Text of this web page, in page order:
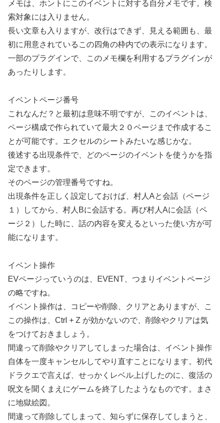
メモは、ホントにこのイベントに対する自分メモです。検
索対象には入りません。
長い文章も入りますが、改行はできず、見える範囲も、最
初に用意されているこの四角の枠内での表示になります。
一部のプラグインで、このメモ欄を利用するプラグインが
あったりします。
イベントページ番号
これなんだ？と最初は意味不明ですが、このイベントは、
ページ構成で作られていて最大２０ページまで作成するこ
とが可能です。エクセルのシートみたいな感じかな。
後述する出現条件で、どのページのイベントを使うかを指
定できます。
そのページの管理番号ですね。
出現条件を正しく設定しておけば、村人Aと会話（ページ
１）してから、村人Bに会話する。再び村人Aに会話（ペ
ージ２）した時に、話の内容を変えるといった使い方が可
能になります。
イベント操作
EVページっていうのは、EVENT、つまりイベントページ
の略ですね。
イベント操作は、コピーや削除、クリアとありますが、こ
この操作は、Ctrl + Z が効かないので、削除やクリアは気
をつけておきましょう。
間違って削除やクリアしてしまった場合は、イベント操作
自体を一度キャンセルしてやり直すことになります。初代
ドラクエで言えば、せっかくレベル上げしたのに、復活の
呪文を聞くまえにゲームを終了したようなものです。まさ
に地獄絵図。
間違って削除してしまって、知らずに保存してしまうと、